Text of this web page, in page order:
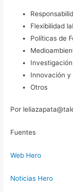
Flexibilidad
Políticas de
Investigación
Innovación y
Otros
Por
Fuentes
Web Hero
Noticias Hero